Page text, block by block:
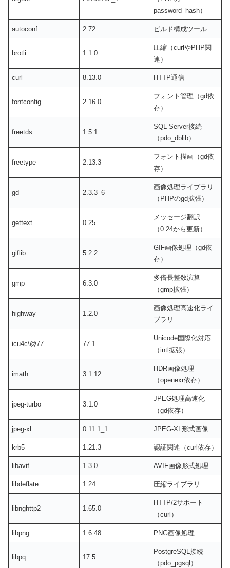
password_hash）
autoconf 2.72 ビルド構成ツール
brotli 1.1.0
圧縮（curlやPHP関
連）
curl 8.13.0 HTTP通信
fontconfig 2.16.0
フォント管理（gd依
存）
freetds 1.5.1
SQL Server接続
（pdo_dblib）
freetype 2.13.3
フォント描画（gd依
存）
gd 2.3.3_6
画像処理ライブラリ
（PHPのgd拡張）
gettext 0.25
メッセージ翻訳
（0.24から更新）
giflib 5.2.2
GIF画像処理（gd依
存）
gmp 6.3.0
多倍長整数演算
（gmp拡張）
highway 1.2.0
画像処理高速化ライ
ブラリ
icu4c\@77 77.1
Unicode国際化対応
（intl拡張）
imath 3.1.12
HDR画像処理
（openexr依存）
jpeg-turbo 3.1.0
JPEG処理高速化
（gd依存）
jpeg-xl 0.11.1_1 JPEG-XL形式画像
krb5 1.21.3 認証関連（curl依存）
libavif 1.3.0 AVIF画像形式処理
libdeflate 1.24 圧縮ライブラリ
libnghttp2 1.65.0
HTTP/2サポート
（curl）
libpng 1.6.48 PNG画像処理
libpq 17.5
PostgreSQL接続
（pdo_pgsql）